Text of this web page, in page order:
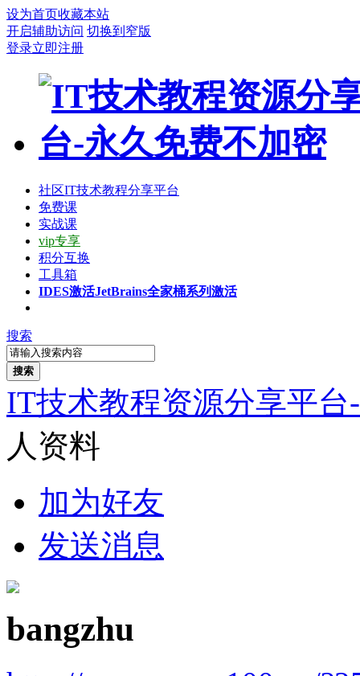
设为首页收藏本站
开启辅助访问 切换到窄版
登录立即注册
社区IT技术教程分享平台
免费课
实战课
vip专享
积分互换
工具箱
IDES激活JetBrains全家桶系列激活
搜索
搜索
IT技术教程资源分享平
人资料
加为好友
发送消息
bangzhu